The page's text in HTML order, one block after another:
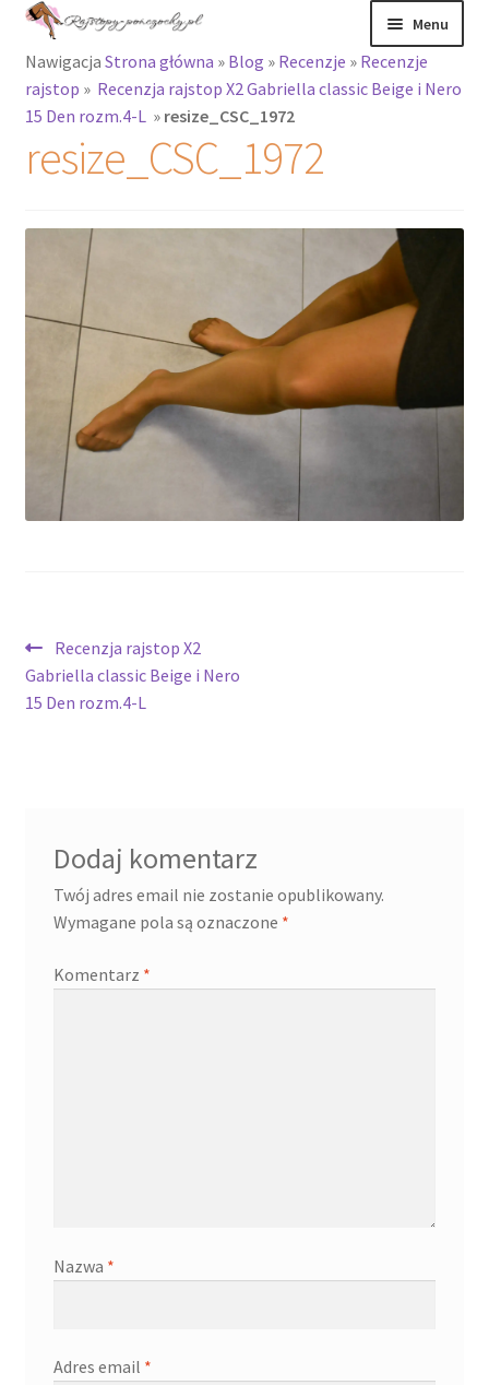
Przejdź
nawigacji
Przejdź
treści
Menu
Rajstopy
Rozwiń
menu
potomne
Podkolanówki i
skarpetki
Wszystkie
produkty
Recenzje
Rozwiń
Nawigacja Strona główna » Blog » Recenzje » Recenzje
rajstop » Recenzja rajstop X2 Gabriella classic Beige i Nero
15 Den rozm.4-L » resize_CSC_1972
resize_CSC_1972
Nawigacja
wpisu
Poprzedni
wpis:
Recenzja rajstop X2
Gabriella classic Beige i Nero
15 Den rozm.4-L
Dodaj komentarz
Twój adres email nie zostanie opublikowany.
Wymagane pola są oznaczone *
Komentarz *
Nazwa *
Adres email *